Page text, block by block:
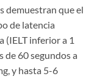
demuestran que el
de latencia
(IELT inferior a 1
de 60 segundos a
y hasta 5-6